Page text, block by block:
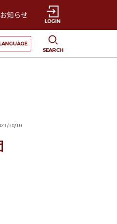
お知らせ
LOGIN
ると言語の切替が発生します
SEARCH
10/10